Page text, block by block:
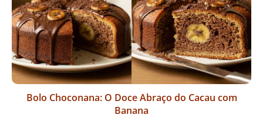
Bolo Choconana: O Doce Abraço do Cacau com
Banana